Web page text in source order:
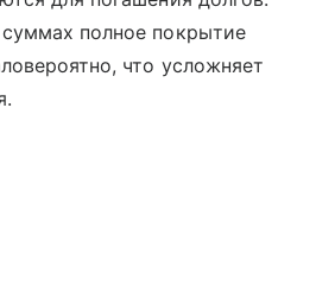
полное покрытие
что усложняет